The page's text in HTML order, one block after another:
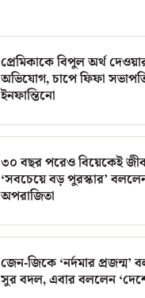
প্রেমিকাকে বিপুল অর্থ
অভিযোগ, চাপে ফিফা
ইনফান্তিনো
৩০ বছর পরেও বিয়েকেই
‘সবচেয়ে বড় পুরস্কার’
অপরাজিতা
জেন-জিকে ‘নর্দমার প্রজন্ম’
সুর বদল, এবার বললেন